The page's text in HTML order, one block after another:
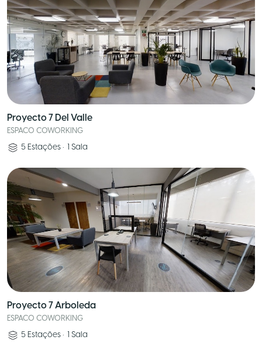
Proyecto 7 Del Valle
ESPACO COWORKING
5 Estações • 1 Sala
Proyecto 7 Arboleda
ESPACO COWORKING
5 Estações • 1 Sala